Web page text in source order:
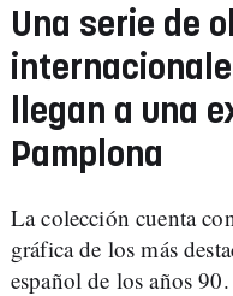
Una serie de
llegan a una
Pamplona
La colección cuenta
gráfica de los más
español de los años 90.